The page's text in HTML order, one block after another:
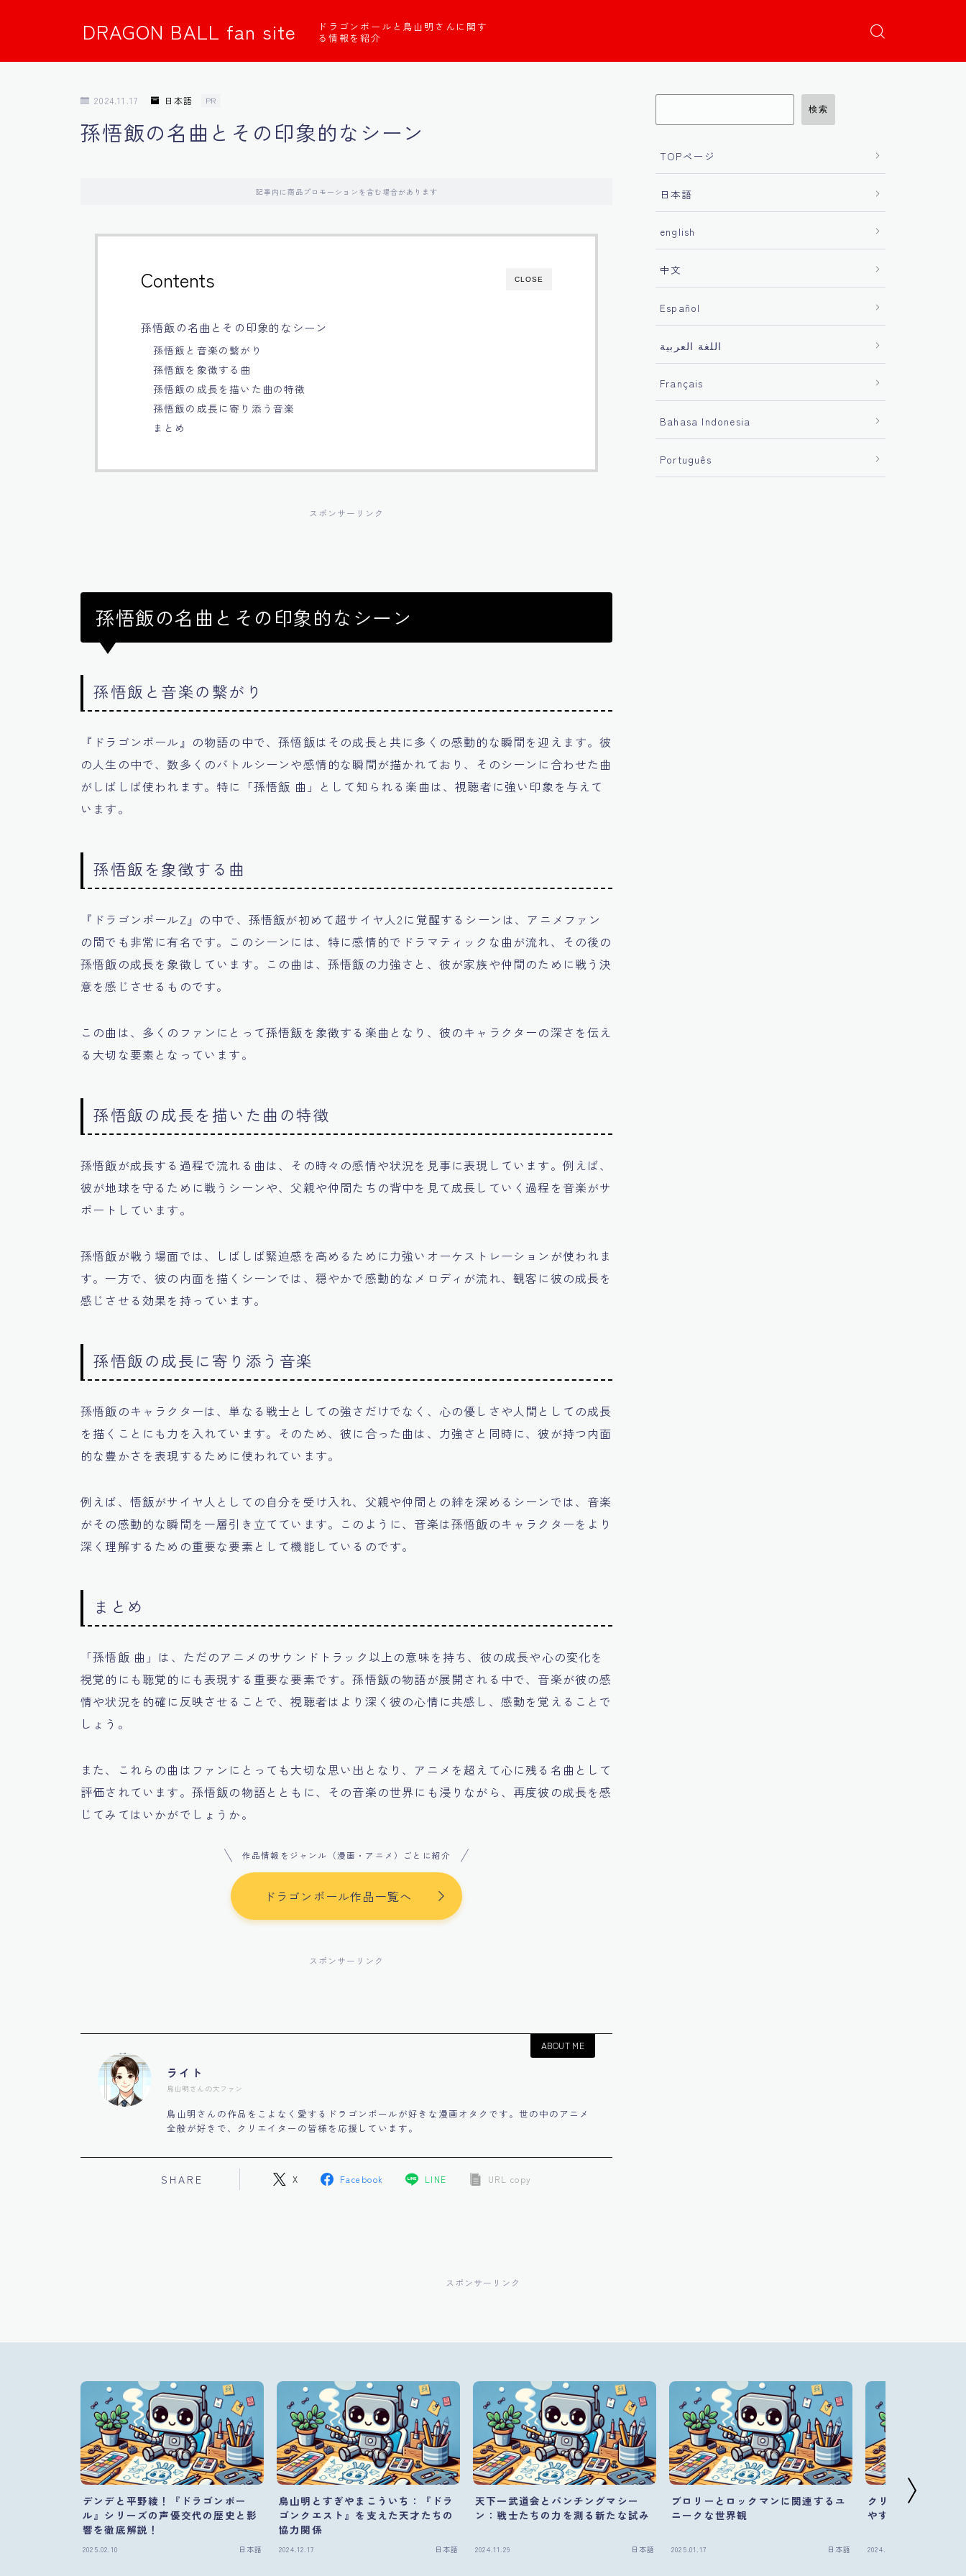
DRAGON BALL fan site
ドラゴンボールと鳥山明さんに関す
る情報を紹介
2024.11.17 日本語 PR
孫悟飯の名曲とその印象的なシーン
記事内に商品プロモーションを含む場合があります
CLOSE
Contents
孫悟飯の名曲とその印象的なシーン
孫悟飯と音楽の繋がり
孫悟飯を象徴する曲
孫悟飯の成長を描いた曲の特徴
孫悟飯の成長に寄り添う音楽
まとめ
スポンサーリンク
孫悟飯の名曲とその印象的なシーン
孫悟飯と音楽の繋がり
『ドラゴンボール』の物語の中で、孫悟飯はその成長と共に多くの感動的な瞬間を迎えます。彼
の人生の中で、数多くのバトルシーンや感情的な瞬間が描かれており、そのシーンに合わせた曲
がしばしば使われます。特に「孫悟飯 曲」として知られる楽曲は、視聴者に強い印象を与えて
います。
孫悟飯を象徴する曲
『ドラゴンボールZ』の中で、孫悟飯が初めて超サイヤ人2に覚醒するシーンは、アニメファン
の間でも非常に有名です。このシーンには、特に感情的でドラマティックな曲が流れ、その後の
孫悟飯の成長を象徴しています。この曲は、孫悟飯の力強さと、彼が家族や仲間のために戦う決
意を感じさせるものです。
この曲は、多くのファンにとって孫悟飯を象徴する楽曲となり、彼のキャラクターの深さを伝え
る大切な要素となっています。
孫悟飯の成長を描いた曲の特徴
孫悟飯が成長する過程で流れる曲は、その時々の感情や状況を見事に表現しています。例えば、
彼が地球を守るために戦うシーンや、父親や仲間たちの背中を見て成長していく過程を音楽がサ
ポートしています。
孫悟飯が戦う場面では、しばしば緊迫感を高めるために力強いオーケストレーションが使われま
す。一方で、彼の内面を描くシーンでは、穏やかで感動的なメロディが流れ、観客に彼の成長を
感じさせる効果を持っています。
孫悟飯の成長に寄り添う音楽
孫悟飯のキャラクターは、単なる戦士としての強さだけでなく、心の優しさや人間としての成長
を描くことにも力を入れています。そのため、彼に合った曲は、力強さと同時に、彼が持つ内面
的な豊かさを表現するために使われています。
例えば、悟飯がサイヤ人としての自分を受け入れ、父親や仲間との絆を深めるシーンでは、音楽
がその感動的な瞬間を一層引き立てています。このように、音楽は孫悟飯のキャラクターをより
深く理解するための重要な要素として機能しているのです。
まとめ
「孫悟飯 曲」は、ただのアニメのサウンドトラック以上の意味を持ち、彼の成長や心の変化を
視覚的にも聴覚的にも表現する重要な要素です。孫悟飯の物語が展開される中で、音楽が彼の感
情や状況を的確に反映させることで、視聴者はより深く彼の心情に共感し、感動を覚えることで
しょう。
また、これらの曲はファンにとっても大切な思い出となり、アニメを超えて心に残る名曲として
評価されています。孫悟飯の物語とともに、その音楽の世界にも浸りながら、再度彼の成長を感
じてみてはいかがでしょうか。
作品情報をジャンル（漫画・アニメ）ごとに紹介
ドラゴンボール作品一覧へ
スポンサーリンク
ABOUT ME
ライト
鳥山明さんの大ファン
鳥山明さんの作品をこよなく愛するドラゴンボールが好きな漫画オタクです。世の中のアニメ
全般が好きで、クリエイターの皆様を応援しています。
SHARE X Facebook LINE URL copy
検索
TOPページ
日本語
english
中文
Español
اللغة العربية
Français
Bahasa Indonesia
Português
スポンサーリンク
デンデと平野綾！『ドラゴンボー
ル』シリーズの声優交代の歴史と影
響を徹底解説！
2025.02.10 日本語
鳥山明とすぎやまこういち：『ドラ
ゴンクエスト』を支えた天才たちの
協力関係
2024.12.17 日本語
天下一武道会とパンチングマシー
ン：戦士たちの力を測る新たな試み
2024.11.29 日本語
ブロリーとロックマンに関連するユ
ニークな世界観
2025.01.17 日本語
クリリンと仮装：
やすさが光る特別
2024.11.25